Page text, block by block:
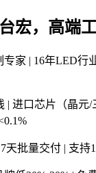
宏，高端
家 | 16年LED行
| 进口芯片（晶元/
天批量交付 | 支持